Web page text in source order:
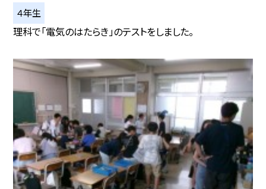
４年生
理科で「電気のはたらき」のテストをしました。